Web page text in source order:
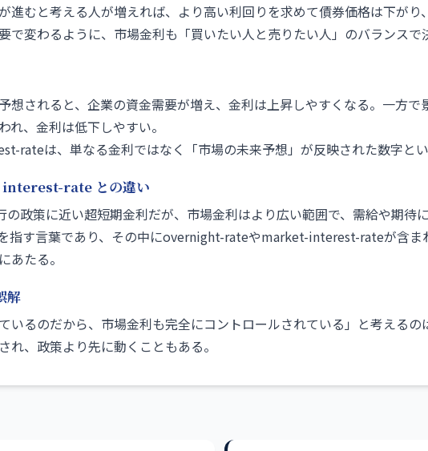
進むと考える人が増えれば、より高い利回りを求めて債券価格は下がり
で変わるように、市場金利も「買いたい人と売りたい人」のバランスで
想されると、企業の資金需要が増え、金利は上昇しやすくなる。一方で
れ、金利は低下しやすい。
rateは、単なる金利ではなく「市場の未来予想」が反映された数字とい
rate との違い
政策に近い超短期金利だが、市場金利はより広い範囲で、需給や期待に
指す言葉であり、その中にovernight-rateやmarket-interest-rateが含ま
あたる。
解
いるのだから、市場金利も完全にコントロールされている」と考える
れ、政策より先に動くこともある。